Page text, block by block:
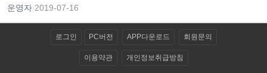
운영자 2019-07-16
로그인 PC버전 APP다운로드 회원문의
이용약관 개인정보취급방침